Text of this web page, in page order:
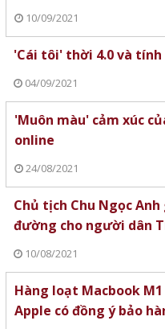
10/09/2021
'Cái tôi' thời 4.0 và
04/09/2021
'Muôn màu' cảm xúc
online
24/08/2021
Chủ tịch Chu Ngọc
đường cho người dân
10/08/2021
Hàng loạt Macbook
Apple có đồng ý bảo